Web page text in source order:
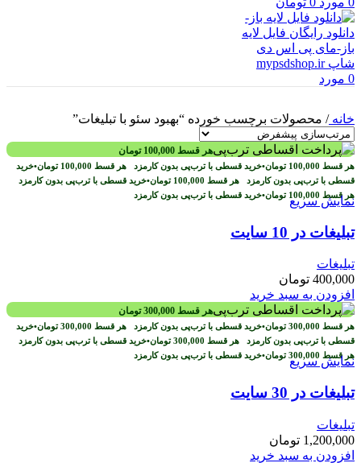
0 مورد
خانه/ محصولات برچسب خورده “بهبود سئو با تبلیغات”
هر قسط 100,000 تومان
هر قسط 100,000 تومان•خرید قسطی با ترب‌پی بدون کارمزد هر قسط 100,000 تومان•خرید
قسطی با ترب‌پی بدون کارمزد هر قسط 100,000 تومان•خرید قسطی با ترب‌پی بدون کارمزد
هر قسط 100,000 تومان•خرید قسطی با ترب‌پی بدون کارمزد نمایش سریع
تبلیغات در 10 سایت
تبلیغات
400,000 تومان
افزودن به سبد خرید
هر قسط 300,000 تومان
هر قسط 300,000 تومان•خرید قسطی با ترب‌پی بدون کارمزد هر قسط 300,000 تومان•خرید
قسطی با ترب‌پی بدون کارمزد هر قسط 300,000 تومان•خرید قسطی با ترب‌پی بدون کارمزد
هر قسط 300,000 تومان•خرید قسطی با ترب‌پی بدون کارمزد نمایش سریع
تبلیغات در 30 سایت
تبلیغات
1,200,000 تومان
افزودن به سبد خرید